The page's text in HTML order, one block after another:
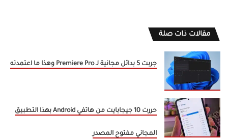
مقالات ذات صلة
جربت 5 بدائل مجانية لـ Premiere Pro وهذا ما اعتمدته
حررت 10 جيجابايت من هاتفي Android بهذا التطبيق
المجاني مفتوح المصدر